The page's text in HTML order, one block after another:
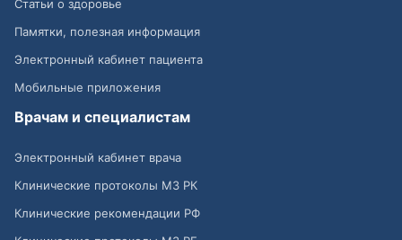
Статьи о здоровье
Памятки, полезная информация
Электронный кабинет пациента
Мобильные приложения
Врачам и специалистам
Электронный кабинет врача
Клинические протоколы МЗ РК
Клинические рекомендации РФ